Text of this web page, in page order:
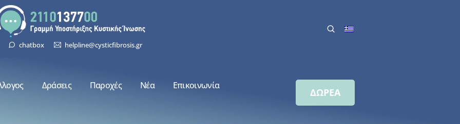
chatbox helpline@cysticfibrosis.gr
Δράσεις Παροχές Νέα Επικοινωνία
ΔΩΡΕΑ